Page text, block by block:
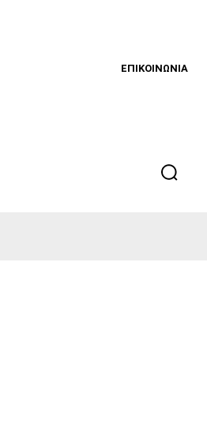
ΕΠΙΚΟΙΝΩΝΙΑ